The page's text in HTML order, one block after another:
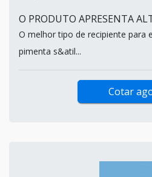
O PRODUTO APRESENTA
O melhor tipo de recipiente para
pimenta s&atil...
Cotar